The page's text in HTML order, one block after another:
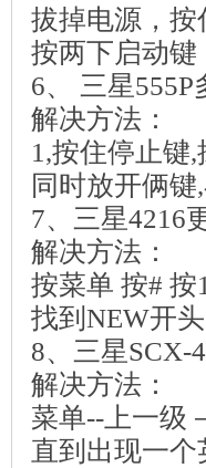
拔掉电源，按
按两下启动键
6、 三星
解决方法：
1,按住停止键
同时放开俩
7、三星4216
解决方法：
按菜单 按#
找到NEW开
8、三星SCX-
解决方法：
菜单--上一级
直到出现一